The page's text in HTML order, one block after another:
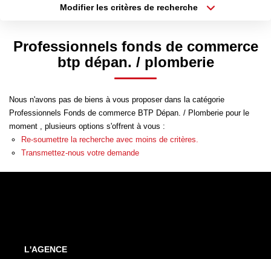
GESTION
Espace Client Gestion
NOTRE AGENCE
Modifier les critères de recherche
Surface min Budget max
Professionnels fonds de commerce
btp dépan. / plomberie
Nous n'avons pas de biens à vous proposer dans la catégorie
Professionnels Fonds de commerce BTP Dépan. / Plomberie pour le
moment , plusieurs options s'offrent à vous :
Re-soumettre la recherche avec moins de critères.
Transmettez-nous votre demande
L'AGENCE